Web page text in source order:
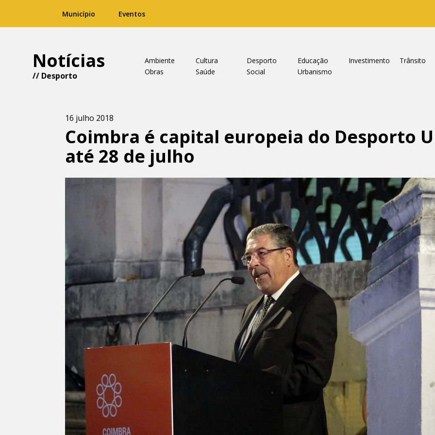
Município Eventos
Notícias
// Desporto
Ambiente Cultura Desporto Educação Investimento
Trânsito
Obras
Saúde Social Urbanismo
16 julho 2018
Coimbra é capital europeia do Desporto
até 28 de julho